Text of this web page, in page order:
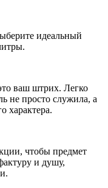
идеальный
ваш штрих. Легко
не просто служила, а
характера.
чтобы предмет
и душу,